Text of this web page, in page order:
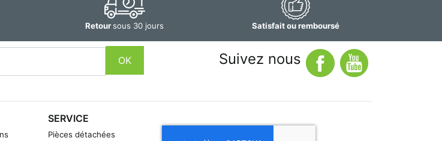
Retoursous 30 jours Satisfait ou remboursé
OK Suivez nous
SERVICE
Pièces détachées